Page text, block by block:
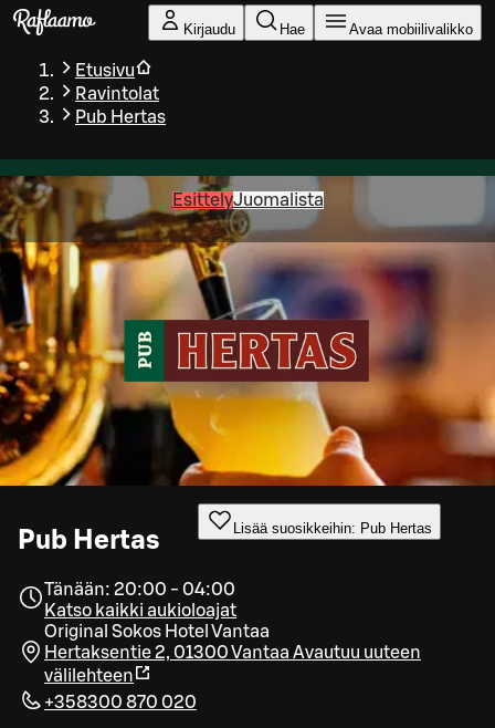
Siirry pääsisältöön
Kirjaudu Hae Avaa mobiilivalikko
Etusivu
Ravintolat
Pub Hertas
EsittelyJuomalista
Pub Hertas Lisää suosikkeihin: Pub Hertas
Tänään: 20:00 - 04:00
Katso kaikki aukioloajat
Original Sokos Hotel Vantaa
Hertaksentie 2, 01300 Vantaa Avautuu uuteen
välilehteen
+358300 870 020